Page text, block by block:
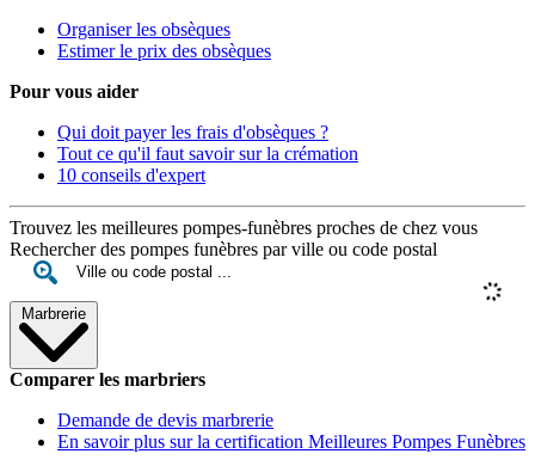
Organiser les obsèques
Estimer le prix des obsèques
Pour vous aider
Qui doit payer les frais d'obsèques ?
Tout ce qu'il faut savoir sur la crémation
10 conseils d'expert
Trouvez les meilleures pompes-funèbres proches de chez vous
Rechercher des pompes funèbres par ville ou code postal
Marbrerie
Comparer les marbriers
Demande de devis marbrerie
En savoir plus sur la certification Meilleures Pompes Funèbres